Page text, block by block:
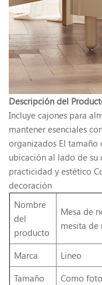
Descripción del
Incluye cajones para
mantener esenciales
organizados El
ubicación al lado de
practicidad y estético
decoración
Nombre
del
producto
Mesa de
mesita de
Marca
Lineo
Tamaño
Como